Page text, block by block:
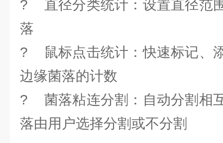
? 直径分类统计：设置直径范
落
? 鼠标点击统计：快速标记、
边缘菌落的计数
? 菌落粘连分割：自动分割相
落由用户选择分割或不分割